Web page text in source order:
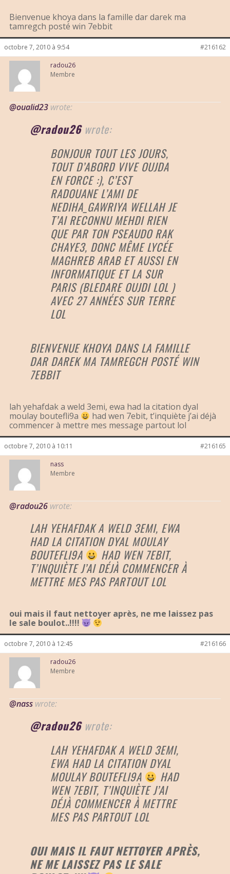
Bienvenue khoya dans la famille dar darek ma
tamregch posté win 7ebbit
octobre 7, 2010 à 9:54 #216162
radou26
Membre
@oualid23 wrote:
@radou26wrote:
BONJOUR TOUT LES JOURS,
TOUT D’ABORD VIVE OUJDA
EN FORCE :), C’EST
RADOUANE L’AMI DE
NEDIHA_GAWRIYA WELLAH JE
T’AI RECONNU MEHDI RIEN
QUE PAR TON PSEAUDO RAK
CHAYE3, DONC MÊME LYCÉE
MAGHREB ARAB ET AUSSI EN
INFORMATIQUE ET LA SUR
PARIS (BLEDARE OUJDI LOL )
AVEC 27 ANNÉES SUR TERRE
LOL
BIENVENUE KHOYA DANS LA FAMILLE
DAR DAREK MA TAMREGCH POSTÉ WIN
7EBBIT
lah yehafdak a weld 3emi, ewa had la citation dyal
moulay boutefli9a
had wen 7ebit, t’inquiète j’ai déjà
commencer à mettre mes message partout lol
octobre 7, 2010 à 10:11 #216165
nass
Membre
@radou26 wrote:
LAH YEHAFDAK A WELD 3EMI, EWA
HAD LA CITATION DYAL MOULAY
BOUTEFLI9A
HAD WEN 7EBIT,
T’INQUIÈTE J’AI DÉJÀ COMMENCER À
METTRE MES PAS PARTOUT LOL
oui mais il faut nettoyer après, ne me laissez pas
le sale boulot..!!!!
octobre 7, 2010 à 12:45 #216166
radou26
Membre
@nass wrote:
@radou26wrote:
LAH YEHAFDAK A WELD 3EMI,
EWA HAD LA CITATION DYAL
MOULAY BOUTEFLI9A
HAD
WEN 7EBIT, T’INQUIÈTE J’AI
DÉJÀ COMMENCER À METTRE
MES PAS PARTOUT LOL
OUI MAIS IL FAUT NETTOYER APRÈS,
NE ME LAISSEZ PAS LE SALE